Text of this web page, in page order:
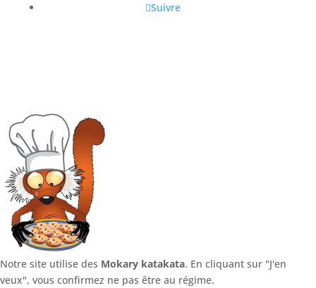
Suivre
Notre site utilise des Mokary katakata. En cliquant sur "J'en
veux", vous confirmez ne pas être au régime.